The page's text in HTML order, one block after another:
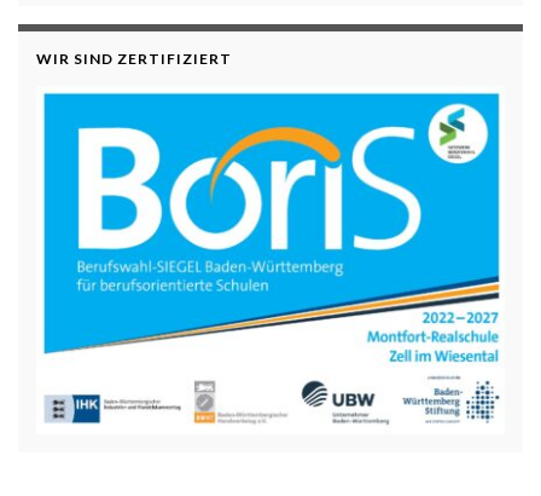
WIR SIND ZERTIFIZIERT